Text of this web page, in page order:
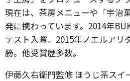
現在は、茶房メニューや「宇治
発に携わっています。2014年
テスト入賞。2015年ノエルアリ
勝。他受賞歴多数。
伊藤久右衛門監修 ほうじ茶スイ